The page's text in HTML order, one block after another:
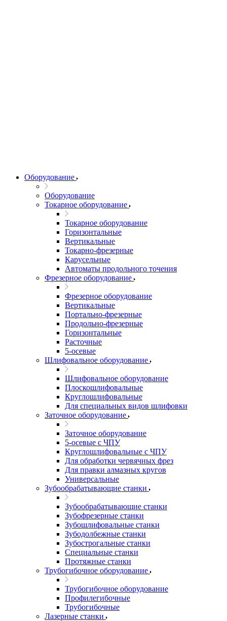
Оборудование
Оборудование
Токарное оборудование
Токарное оборудование
Горизонтальные
Вертикальные
Токарно-фрезерные
Карусельные
Автоматы продольного точения
Фрезерное оборудование
Фрезерное оборудование
Вертикальные
Портально-фрезерные
Продольно-фрезерные
Горизонтальные
Расточные
5-осевые
Шлифовальное оборудование
Шлифовальное оборудование
Плоскошлифовальные
Круглошлифовальные
Для специальных видов шлифовки
Заточное оборудование
Заточное оборудование
5-осевые с ЧПУ
Круглошлифовальные с ЧПУ
Для обработки червячных фрез
Для правки алмазных кругов
Универсальные
Зубообрабатывающие станки
Зубообрабатывающие станки
Зубофрезерные станки
Зубошлифовальные станки
Зубодолбежные станки
Зубострогальные станки
Специальные станки
Протяжные станки
Трубогибочное оборудование
Трубогибочное оборудование
Профилегибочные
Трубогибочные
Лазерные станки